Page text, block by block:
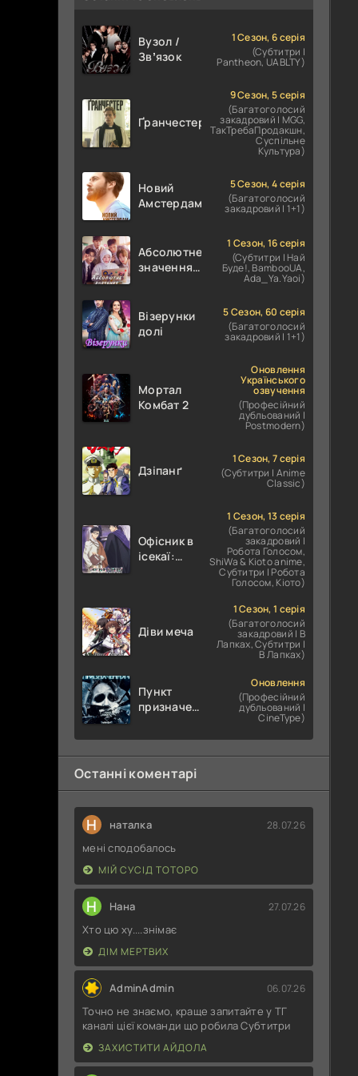
Вузол /
Звʼязок
1 Сезон, 6 серія
(Субтитри |
Pantheon, UABLTY)
Ґранчестер
9 Сезон, 5 серія
(Багатоголосий
закадровий | MGG,
ТакТребаПродакшн,
Суспільне
Культура)
Новий
Амстердам
5 Сезон, 4 серія
(Багатоголосий
закадровий | 1+1)
Абсолютне
значення
значення
романтики
1 Сезон, 16 серія
(Субтитри | Най
Буде!, BambooUA,
Ada_Ya.Yaoi)
Візерунки
долі
5 Сезон, 60 серія
(Багатоголосий
закадровий | 1+1)
Мортал
Комбат 2
Оновлення
Українського
озвучення
(Професійний
дубльований |
Postmodern)
Дзіпанґ
1 Сезон, 7 серія
(Субтитри | Anime
Classic)
Офісник в
ісекаї:
від
Корпоративного
1 Сезон, 13 серія
(Багатоголосий
закадровий |
Робота Голосом,
ShiWa & Kioto anime,
Субтитри | Робота
Голосом, Кіото)
Діви меча
1 Сезон, 1 серія
(Багатоголосий
закадровий | В
Лапках, Субтитри |
В Лапках)
Пункт
призначення
Оновлення
(Професійний
дубльований |
CineType)
Останні коментарі
Н наталка 28.07.26
мені сподобалось
МІЙ СУСІД ТОТОРО
Н Нана 27.07.26
Хто цю ху....знімає
ДІМ МЕРТВИХ
AdminAdmin 06.07.26
Точно не знаємо, краще запитайте у ТГ
каналі цієї команди що робила Субтитри
ЗАХИСТИТИ АЙДОЛА